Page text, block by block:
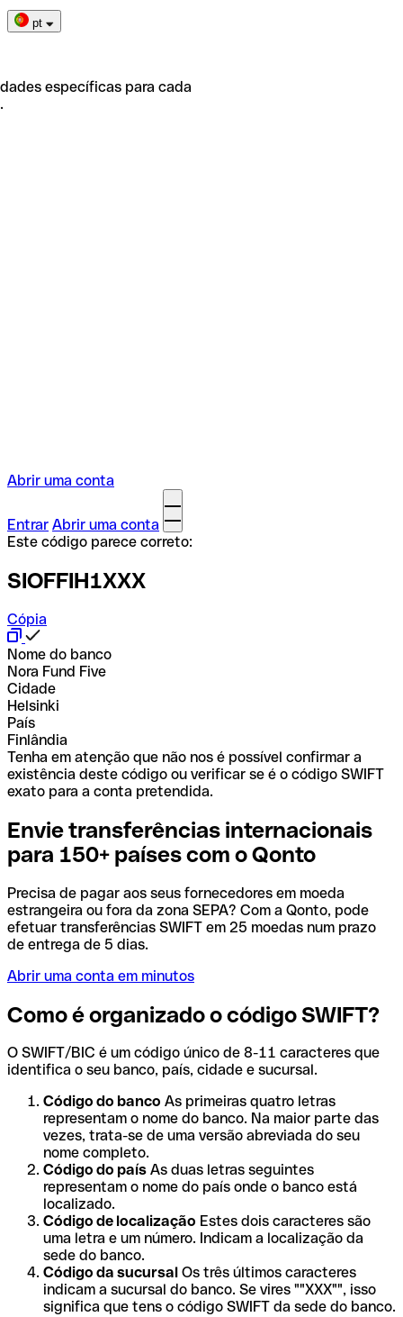
pt
específicas para cada
Abrir uma conta
Entrar Abrir uma conta
Este código parece correto:
SIOFFIH1XXX
Cópia
Nome do banco
Nora Fund Five
Cidade
Helsinki
País
Finlândia
Tenha em atenção que não nos é possível confirmar a
existência deste código ou verificar se é o código SWIFT
exato para a conta pretendida.
Envie transferências internacionais
para 150+ países com o Qonto
Precisa de pagar aos seus fornecedores em moeda
estrangeira ou fora da zona SEPA? Com a Qonto, pode
efetuar transferências SWIFT em 25 moedas num prazo
de entrega de 5 dias.
Abrir uma conta em minutos
Como é organizado o código SWIFT?
O SWIFT/BIC é um código único de 8-11 caracteres que
identifica o seu banco, país, cidade e sucursal.
Código do banco As primeiras quatro letras
representam o nome do banco. Na maior parte das
vezes, trata-se de uma versão abreviada do seu
nome completo.
Código do país As duas letras seguintes
representam o nome do país onde o banco está
localizado.
Código de localização Estes dois caracteres são
uma letra e um número. Indicam a localização da
sede do banco.
Código da sucursal Os três últimos caracteres
indicam a sucursal do banco. Se vires ""XXX"", isso
significa que tens o código SWIFT da sede do banco.